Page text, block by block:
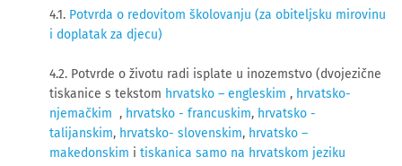
4.1. Potvrda o redovitom školovanju (za obiteljsku mirovinu
i doplatak za djecu)
4.2. Potvrde o životu radi isplate u inozemstvo (dvojezične
tiskanice s tekstom hrvatsko – engleskim , hrvatsko-
njemačkim , hrvatsko - francuskim, hrvatsko -
talijanskim, hrvatsko- slovenskim, hrvatsko –
makedonskim i tiskanica samo na hrvatskom jeziku